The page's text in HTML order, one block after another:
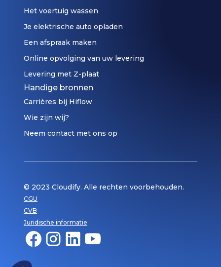
Het voertuig wassen
Je elektrische auto opladen
Een afspraak maken
Online opvolging van uw levering
Levering met Z-plaat
Handige bronnen
Carrières bij Hiflow
Wie zijn wij?
Neem contact met ons op
© 2023 Cloudify. Alle rechten voorbehouden.
CGU
CVB
Juridische informatie